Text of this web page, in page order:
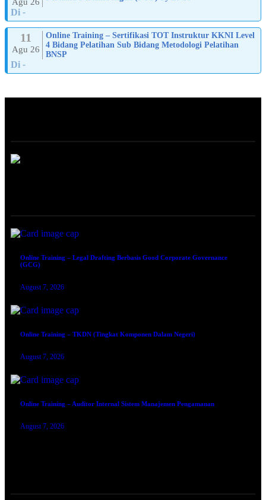
Di -
11
Agu 26
Online Training – Sertifikasi TOT Instruktur KKNI Level
4 Bidang Pelatihan Sub Bidang Metodologi Pelatihan
BNSP
Di -
Online Training – Legal Drafting Berbasis Good Corporate Governance
(GCG)
August 7, 2026
Online Training – TKDN (Tingkat Komponen Dalam Negeri)
August 7, 2026
Online Training – Auditor Internal Sistem Manajemen Pengamanan
August 7, 2026